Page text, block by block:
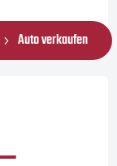
Auto verkaufen